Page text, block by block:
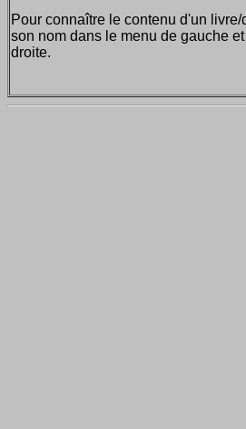
Pour connaître le contenu d'un
son nom dans le menu de gauche
droite.